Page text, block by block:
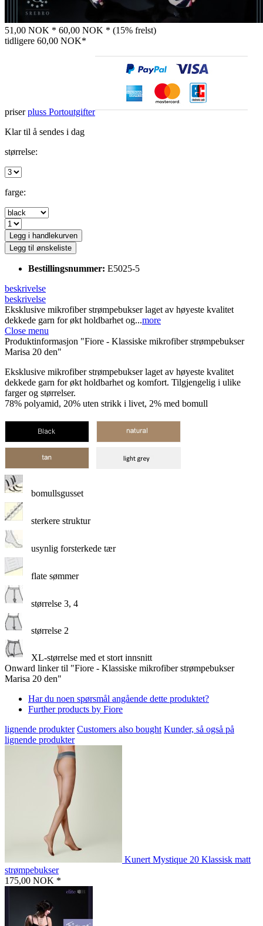
51,00 NOK * 60,00 NOK * (15% frelst)
tidligere 60,00 NOK*
priserpluss Portoutgifter
Klar til å sendes i dag
størrelse:
farge:
Legg i handlekurven
Legg til ønskeliste
Bestillingsnummer: E5025-5
beskrivelse
beskrivelse
Eksklusive mikrofiber strømpebukser laget av høyeste kvalitet
dekkede garn for økt holdbarhet og...more
Close menu
Produktinformasjon "Fiore - Klassiske mikrofiber strømpebukser
Marisa 20 den"
Eksklusive mikrofiber strømpebukser laget av høyeste kvalitet
dekkede garn for økt holdbarhet og komfort. Tilgjengelig i ulike
farger og størrelser.
78% polyamid, 20% uten strikk i livet, 2% med bomull
bomullsgusset
sterkere struktur
usynlig forsterkede tær
flate sømmer
størrelse 3, 4
størrelse 2
XL-størrelse med et stort innsnitt
Onward linker til "Fiore - Klassiske mikrofiber strømpebukser
Marisa 20 den"
Har du noen spørsmål angående dette produktet?
Further products by Fiore
lignende produkter Customers also bought Kunder, så også på
lignende produkter
Kunert Mystique 20 Klassisk matt
strømpebukser
175,00 NOK *